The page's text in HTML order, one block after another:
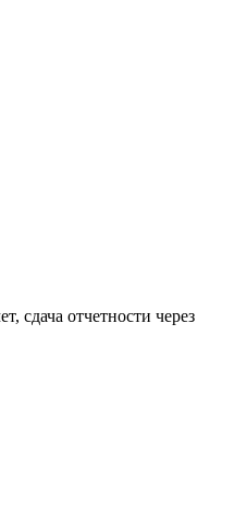
сдача отчетности через